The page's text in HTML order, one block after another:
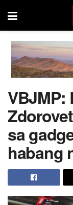
VBJMP:
sa
habang